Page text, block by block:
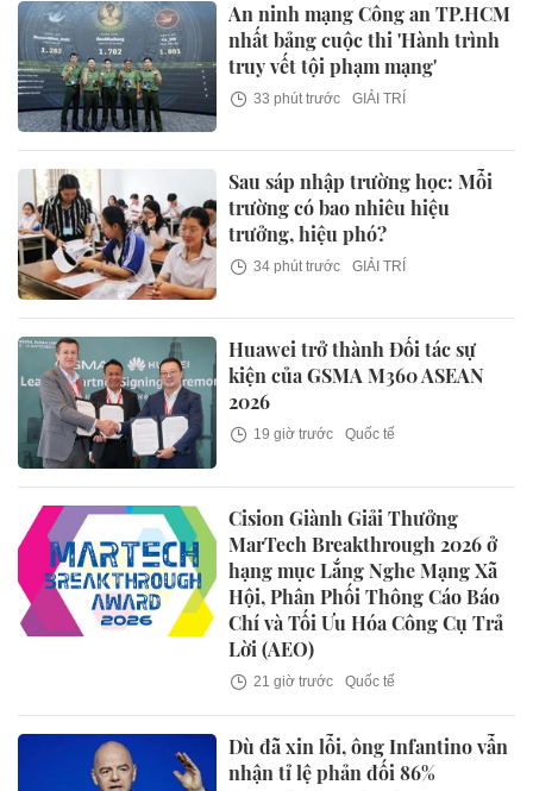
An ninh mạng Công an TP.HCM
nhất bảng cuộc thi 'Hành trình
truy vết tội phạm mạng'
33 phút trước GIẢI TRÍ
Sau sáp nhập trường học: Mỗi
trường có bao nhiêu hiệu
trưởng, hiệu phó?
34 phút trước GIẢI TRÍ
Huawei trở thành Đối tác sự
kiện của GSMA M360 ASEAN
2026
19 giờ trước Quốc tế
Cision Giành Giải Thưởng
MarTech Breakthrough 2026 ở
hạng mục Lắng Nghe Mạng Xã
Hội, Phân Phối Thông Cáo Báo
Chí và Tối Ưu Hóa Công Cụ Trả
Lời (AEO)
21 giờ trước Quốc tế
Dù đã xin lỗi, ông Infantino vẫn
nhận tỉ lệ phản đối 86%